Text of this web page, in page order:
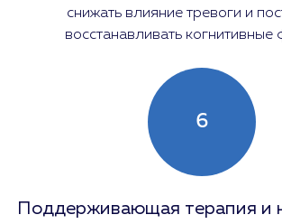
снижать влияние тревоги и
восстанавливать когнитивные
6
Поддерживающая терапия и